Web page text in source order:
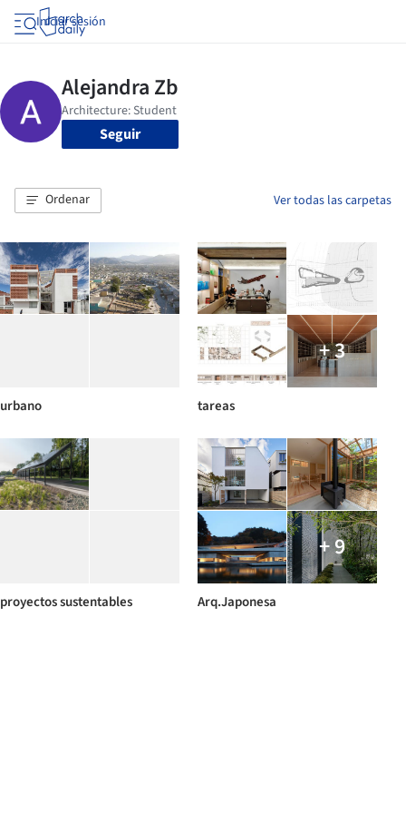
Iniciar sesión
Seguir
Ordenar Ver todas las carpetas
urbano
+ 3
tareas
proyectos sustentables
+ 9
Arq.Japonesa